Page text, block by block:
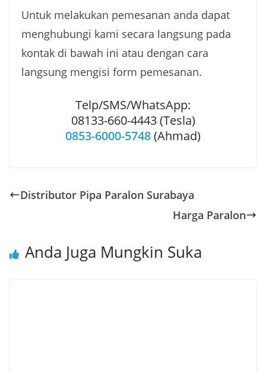
Untuk melakukan pemesanan anda dapat
menghubungi kami secara langsung pada
kontak di bawah ini atau dengan cara
langsung mengisi form pemesanan.
Telp/SMS/WhatsApp:
08133-660-4443 (Tesla)
0853-6000-5748(Ahmad)
Distributor Pipa Paralon Surabaya
Harga Paralon
Anda Juga Mungkin Suka